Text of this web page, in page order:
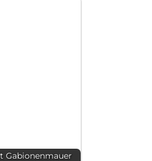
Gabionenmauer